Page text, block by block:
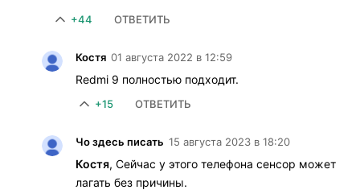
+44 ОТВЕТИТЬ
Костя 01 августа 2022 в 12:59
Redmi 9 полностью подходит.
+15 ОТВЕТИТЬ
Чо здесь писать 15 августа 2023 в 18:20
Костя, Сейчас у этого телефона сенсор может
лагать без причины.